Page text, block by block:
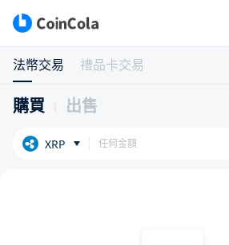
法幣交易 禮品卡交易
購買 出售
XRP